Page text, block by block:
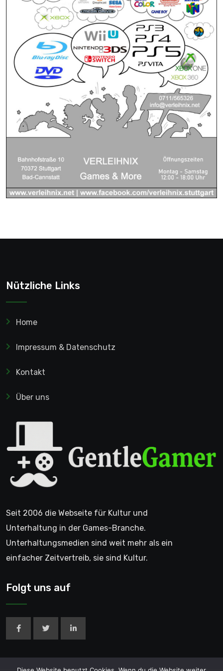
Nützliche Links
Home
Impressum & Datenschutz
Kontakt
Über uns
Seit 2006 die Webseite für Kultur und
Unterhaltung in der Games-Branche.
Unterhaltungsmedien sind weit mehr als ein
einfacher Zeitvertreib, sie sind Kultur.
Folgt uns auf